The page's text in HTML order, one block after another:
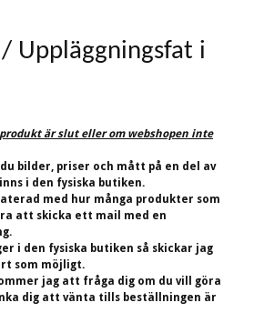
Uppläggningsfat i
är slut eller om webshopen inte
bilder, priser och mått på en del av
i den fysiska butiken.
med hur många produkter som
att skicka ett mail med en
i den fysiska butiken så skickar jag
som möjligt.
jag att fråga dig om du vill göra
dig att vänta tills beställningen är